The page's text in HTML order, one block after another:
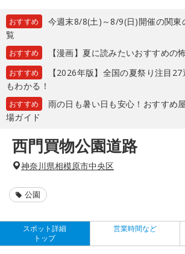
おすすめ
今週末8/8(土)～8/9(日)開催の関東
覧
おすすめ 【漫画】夏に読みたいおすすめの
おすすめ
【2026年版】全国の夏祭り注目
もわかる！
おすすめ
雨の日も暑い日も安心！おすすめ
場ガイド
西門買物公園道路
神奈川県相模原市中央区
公園
スポット詳細
トップ
営業時間など